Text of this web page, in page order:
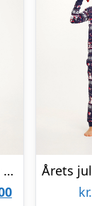
Årets julepyjamas: HO HO HO Pyjamas – dame / kvinder.
Den
kr.